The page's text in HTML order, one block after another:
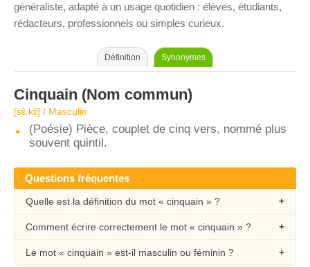
généraliste, adapté à un usage quotidien : élèves, étudiants,
rédacteurs, professionnels ou simples curieux.
Définition Synonymes
Cinquain (Nom commun)
[sɛ̃.kɛ̃] / Masculin
(Poésie) Pièce, couplet de cinq vers, nommé plus
souvent quintil.
Questions fréquentes
Quelle est la définition du mot « cinquain » ?
Comment écrire correctement le mot « cinquain » ?
Le mot « cinquain » est-il masculin ou féminin ?